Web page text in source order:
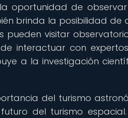
oportunidad de
brinda la posibilidad de
pueden visitar
interactuar con
a la investigación
del turismo
del turismo espacial.